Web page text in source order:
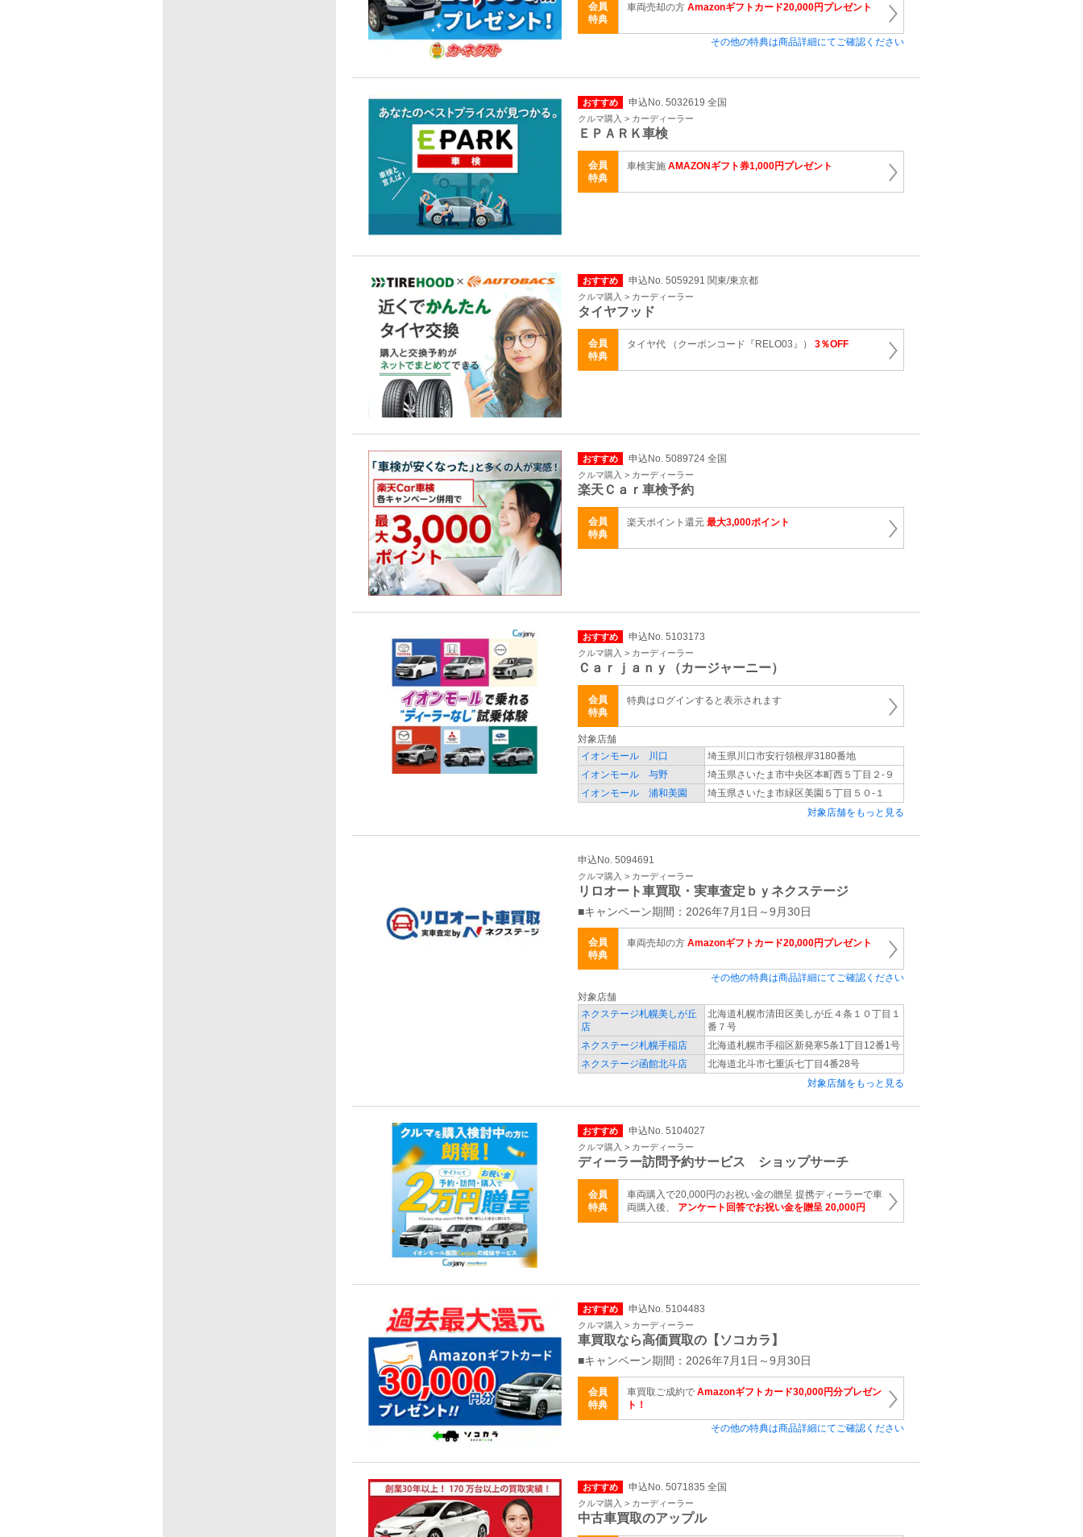
会員
特典
車両売却の方 Amazonギフトカード20,000円プレゼント
その他の特典は商品詳細にてご確認ください
おすすめ 申込No. 5032619 全国
クルマ購入 > カーディーラー
ＥＰＡＲＫ車検
会員
特典
車検実施 AMAZONギフト券1,000円プレゼント
おすすめ 申込No. 5059291 関東/東京都
クルマ購入 > カーディーラー
タイヤフッド
会員
特典
タイヤ代 （クーポンコード『RELO03』） 3％OFF
おすすめ 申込No. 5089724 全国
クルマ購入 > カーディーラー
楽天Ｃａｒ車検予約
会員
特典
楽天ポイント還元 最大3,000ポイント
おすすめ 申込No. 5103173
クルマ購入 > カーディーラー
Ｃａｒｊａｎｙ（カージャーニー）
会員
特典
特典はログインすると表示されます
対象店舗
イオンモール 川口
埼玉県川口市安行領根岸3180番地
イオンモール 与野
埼玉県さいたま市中央区本町西５丁目２-９
イオンモール 浦和美園
埼玉県さいたま市緑区美園５丁目５０-１
対象店舗をもっと見る
申込No. 5094691
クルマ購入 > カーディーラー
リロオート車買取・実車査定ｂｙネクステージ
■キャンペーン期間：2026年7月1日～9月30日
会員
特典
車両売却の方 Amazonギフトカード20,000円プレゼント
その他の特典は商品詳細にてご確認ください
対象店舗
ネクステージ札幌美しが丘
店
北海道札幌市清田区美しが丘４条１０丁目１
番７号
ネクステージ札幌手稲店
北海道札幌市手稲区新発寒5条1丁目12番1号
ネクステージ函館北斗店
北海道北斗市七重浜七丁目4番28号
対象店舗をもっと見る
おすすめ 申込No. 5104027
クルマ購入 > カーディーラー
ディーラー訪問予約サービス ショップサーチ
会員
特典
車両購入で20,000円のお祝い金の贈呈 提携ディーラーで車
両購入後、 アンケート回答でお祝い金を贈呈 20,000円
おすすめ 申込No. 5104483
クルマ購入 > カーディーラー
車買取なら高価買取の【ソコカラ】
■キャンペーン期間：2026年7月1日～9月30日
会員
特典
車買取ご成約で Amazonギフトカード30,000円分プレゼン
ト！
その他の特典は商品詳細にてご確認ください
おすすめ 申込No. 5071835 全国
クルマ購入 > カーディーラー
中古車買取のアップル